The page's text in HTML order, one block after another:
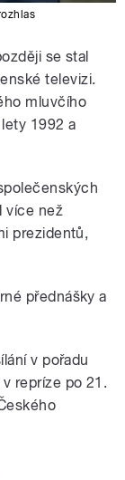
se stal
televizi.
mluvčího
1992 a
více než
prezidentů,
přednášky a
v pořadu
repríze po 21.